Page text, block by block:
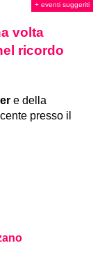
+ eventi suggeriti
volta
ricordo
e della
presso il